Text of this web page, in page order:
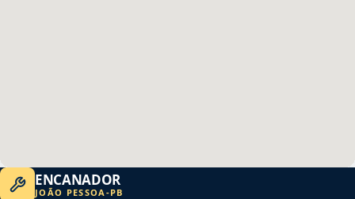
ENCANADOR
JOÃO PESSOA -PB